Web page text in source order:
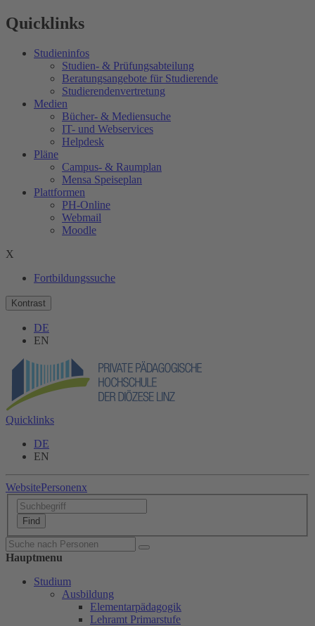
Quicklinks
Studieninfos
Studien- & Prüfungsabteilung
Beratungsangebote für Studierende
Studierendenvertretung
Medien
Bücher- & Mediensuche
IT- und Webservices
Helpdesk
Pläne
Campus- & Raumplan
Mensa Speiseplan
Plattformen
PH-Online
Webmail
Moodle
X
Fortbildungssuche
Kontrast
DE
EN
Quicklinks
DE
EN
WebsitePersonenx
Hauptmenu
Studium
Ausbildung
Elementarpädagogik
Lehramt Primarstufe